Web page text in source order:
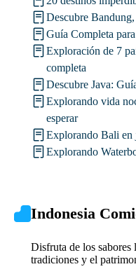
Descubre
Guía Completa
Exploración de 7
completa
Descubre Java:
Explorando vida
esperar
Explorando Bali
Explorando
Indonesia
Disfruta de los sabores
tradiciones y el